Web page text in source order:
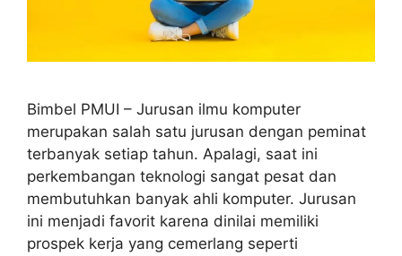
Bimbel PMUI – Jurusan ilmu komputer
merupakan salah satu jurusan dengan peminat
terbanyak setiap tahun. Apalagi, saat ini
perkembangan teknologi sangat pesat dan
membutuhkan banyak ahli komputer. Jurusan
ini menjadi favorit karena dinilai memiliki
prospek kerja yang cemerlang seperti